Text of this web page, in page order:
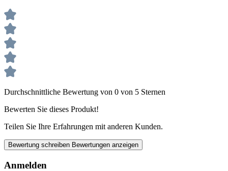
Durchschnittliche Bewertung von 0 von 5 Sternen
Bewerten Sie dieses Produkt!
Teilen Sie Ihre Erfahrungen mit anderen Kunden.
Bewertung schreiben Bewertungen anzeigen
Anmelden